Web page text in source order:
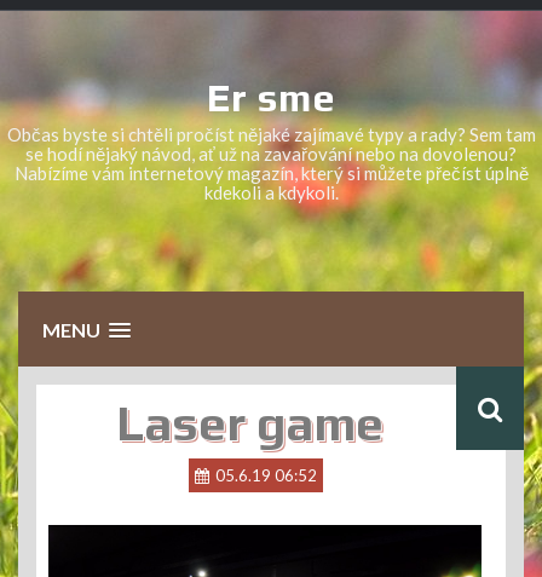
Skip
Er sme
Občas byste si chtěli pročíst nějaké zajímavé typy a rady? Sem tam
se hodí nějaký návod, ať už na zavařování nebo na dovolenou?
Nabízíme vám internetový magazín, který si můžete přečíst úplně
kdekoli a kdykoli.
MENU
Laser game
05.6.19 06:52